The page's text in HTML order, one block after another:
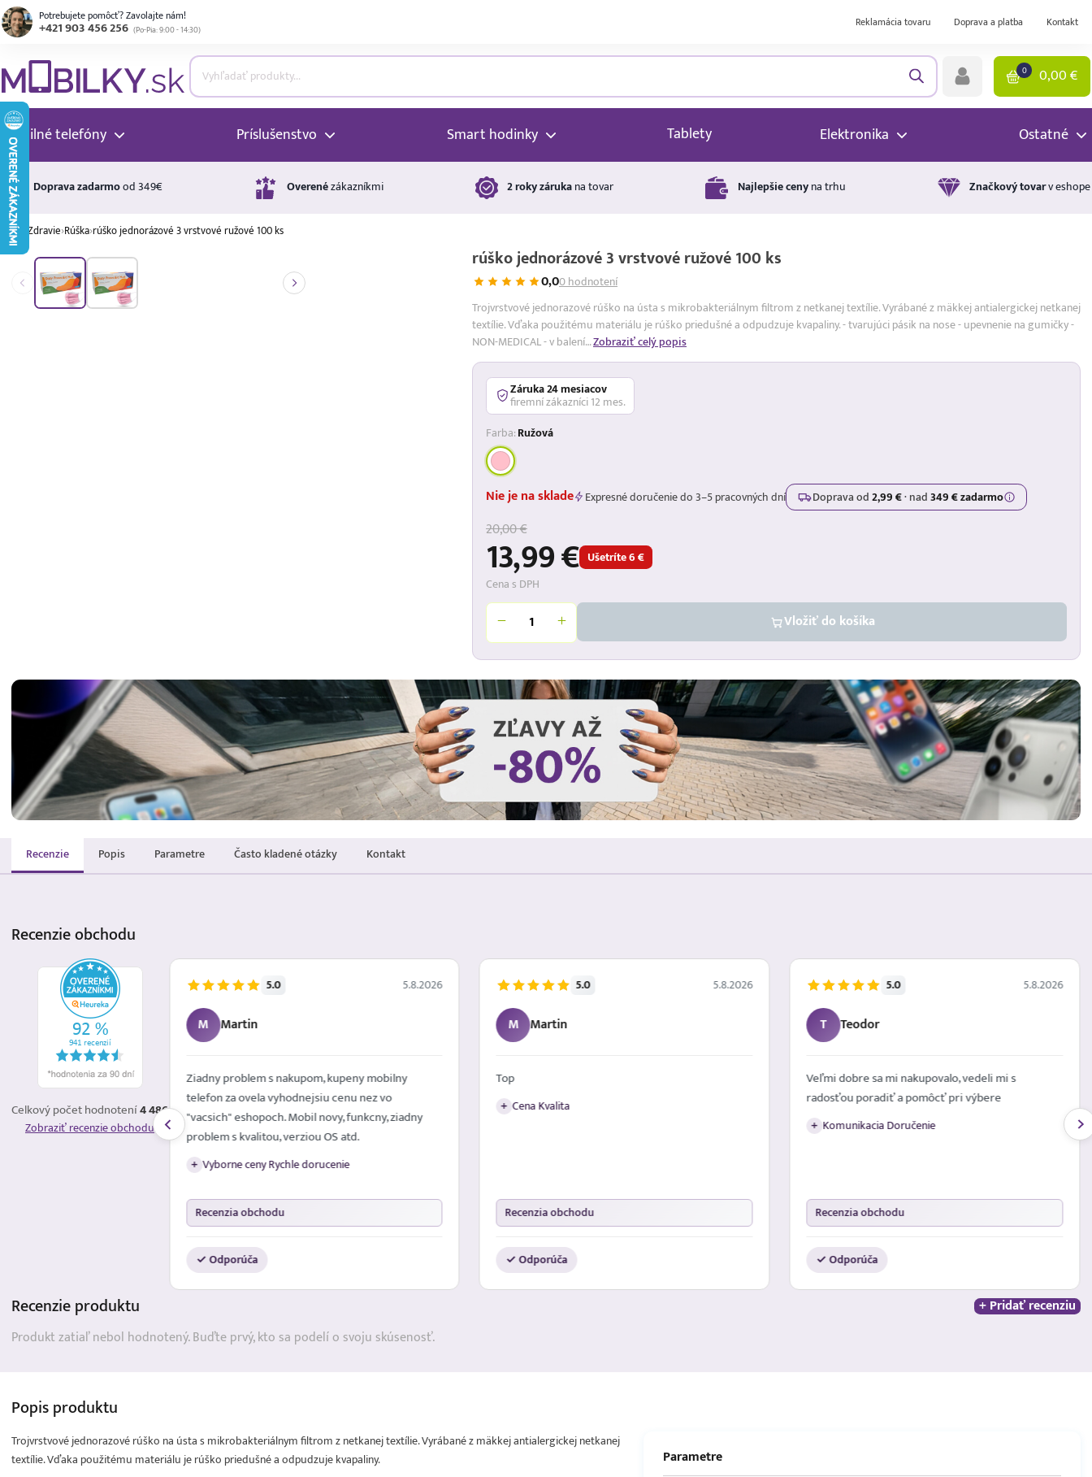
Potrebujete pomôcť? Zavolajte nám!
+421 903 456 256 (Po-Pia: 9:00 - 14:30) Reklamácia tovaru Doprava a platba Kontakt
0 0,00€
Mobilné telefóny Príslušenstvo Smart hodinky Tablety Elektronika Ostatné
Doprava zadarmood 349€ Overenézákazníkmi 2 roky zárukana tovar Najlepšie cenyna trhu Značkový tovarv eshope
Zdravie›Rúška›rúško jednorázové 3 vrstvové ružové 100 ks
Úrok
17,99 %
p.a.
rúško jednorázové 3 vrstvové ružové 100 ks
0,00 hodnotení
Trojvrstvové jednorazové rúško na ústa s mikrobakteriálnym filtrom z netkanej textílie. Vyrábané z mäkkej antialergickej netkanej
textílie. Vďaka použitému materiálu je rúško priedušné a odpudzuje kvapaliny. - tvarujúci pásik na nose - upevnenie na gumičky -
NON-MEDICAL - v balení…Zobraziť celý popis
Záruka 24 mesiacov
firemní zákazníci 12 mes.
Farba:Ružová
Nie je na sklade Expresné doručenie do 3–5 pracovných dní Doprava od2,99 €·nad349 € zadarmo
20,00 €
13,99 € Ušetríte 6 €
Cena s DPH
Vložiť do košíka
Recenzie Popis Parametre Často kladené otázky Kontakt
Recenzieobchodu
Celkový počet hodnotení4 486
Zobraziť recenzie obchodu
5.8.2026
Spokojna
5.0 5.8.2026
M Martin
Ziadny problem s nakupom, kupeny mobilny
telefon za ovela vyhodnejsiu cenu nez vo
"vacsich" eshopoch. Mobil novy, funkcny, ziadny
problem s kvalitou, verziou OS atd.
+ Vyborne ceny Rychle dorucenie
Recenzia obchodu
✓ Odporúča
5.0 5.8.2026
M Martin
Top
+ Cena Kvalita
Recenzia obchodu
✓ Odporúča
5.0 5.8.2026
T Teodor
Veľmi dobre sa mi nakupovalo, vedeli mi s
radosťou poradiť a pomôcť pri výbere
+ Komunikacia Doručenie
Recenzia obchodu
✓ Odporúča
Recenzieproduktu
+ Pridať recenziu
Produkt zatiaľ nebol hodnotený. Buďte prvý, kto sa podelí o svoju skúsenosť.
Popisproduktu
Trojvrstvové jednorazové rúško na ústa s mikrobakteriálnym filtrom z netkanej textílie. Vyrábané z mäkkej antialergickej netkanej
textílie. Vďaka použitému materiálu je rúško priedušné a odpudzuje kvapaliny.
Parametre